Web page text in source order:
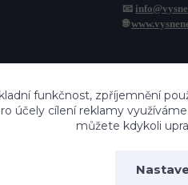
📧
🌐
funkčnost, zpříjemnění
účely cílení reklamy
můžete kdykoli